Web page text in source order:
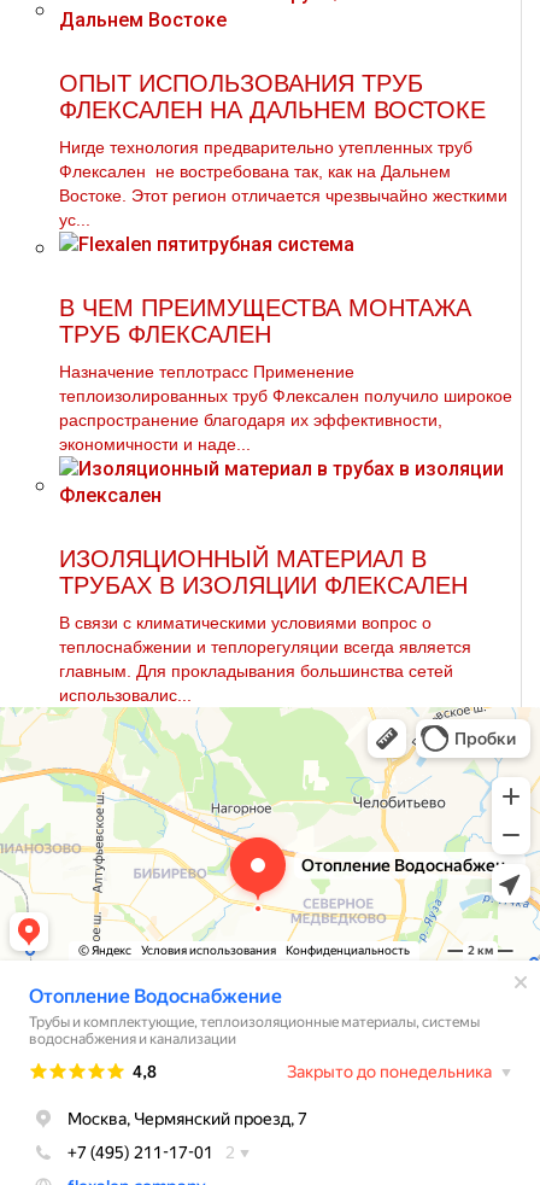
ОПЫТ ИСПОЛЬЗОВАНИЯ ТРУБ
ФЛЕКСАЛЕН НА ДАЛЬНЕМ ВОСТОКЕ
Нигде технология предварительно утепленных тpуб
Флексален не востребована так, как на Дальнем
Востоке. Этот регион отличается чрезвычайно жесткими
ус...
В ЧЕМ ПРЕИМУЩЕСТВА МОНТАЖА
ТРУБ ФЛЕКСАЛЕН
Назначение теплотрасс Применение
теплоизолированных тpуб Флексален получило широкое
распространение благодаря их эффективности,
экономичности и наде...
ИЗОЛЯЦИОННЫЙ МАТЕРИАЛ В
ТРУБАХ В ИЗОЛЯЦИИ ФЛЕКСАЛЕН
В связи с климатическими условиями вопрос о
теплоснабжении и теплорегуляции всегда является
главным. Для прокладывания большинства сетей
использовалис...